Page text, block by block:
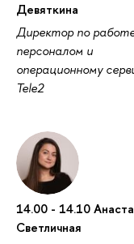
Девяткина
Директор по
персоналом и
операционному
Tele2
14.00 - 14.10
Светличная